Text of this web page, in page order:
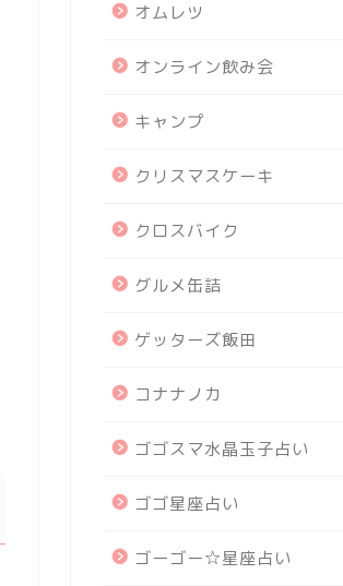
オムレツ
オンライン飲み会
キャンプ
クリスマスケーキ
クロスバイク
グルメ缶詰
ゲッターズ飯田
コナナノカ
ゴゴスマ水晶玉子占い
ゴゴ星座占い
ゴーゴー☆星座占い